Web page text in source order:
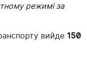
режимі за
вийде 150